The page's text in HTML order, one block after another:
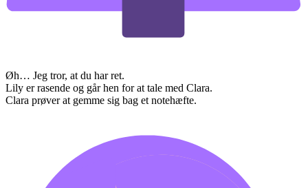
Øh… Jeg tror, at du har ret.
Lily er rasende og går hen for at tale med Clara.
Clara prøver at gemme sig bag et notehæfte.